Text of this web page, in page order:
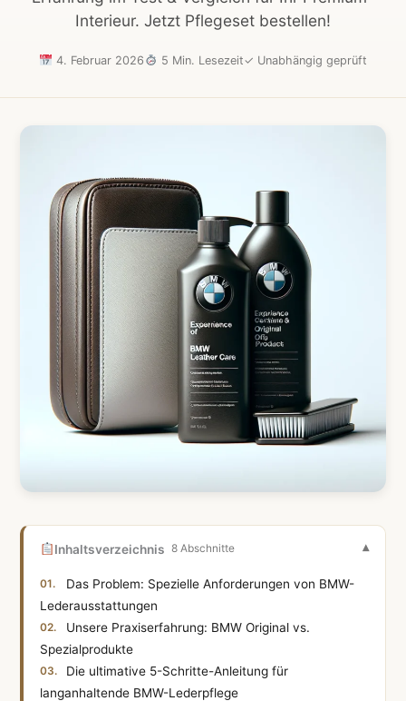
Interieur. Jetzt Pflegeset bestellen!
4. Februar 2026 5 Min. Lesezeit✓ Unabhängig geprüft
Inhaltsverzeichnis 8 Abschnitte
Das Problem: Spezielle Anforderungen von BMW-
Lederausstattungen
Unsere Praxiserfahrung: BMW Original vs.
Spezialprodukte
Die ultimative 5-Schritte-Anleitung für
langanhaltende BMW-Lederpflege